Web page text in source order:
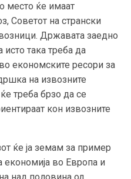
место ќе имаат
Советот на странски
Државата заедно
така треба да
економските ресори за
на извозните
треба брзо да се
кон извозните
ќе ја земам за пример
економија во Европа и